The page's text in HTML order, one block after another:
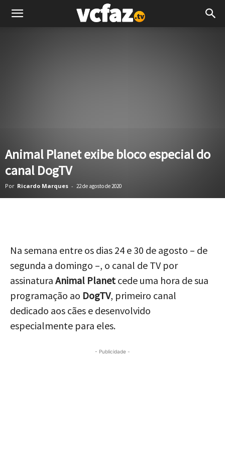
Animal Planet exibe bloco especial do
canal DogTV
Por Ricardo Marques - 22 de agosto de 2020
Na semana entre os dias 24 e 30 de agosto – de
segunda a domingo –, o canal de TV por
assinatura Animal Planet cede uma hora de sua
programação ao DogTV, primeiro canal
dedicado aos cães e desenvolvido
especialmente para eles.
- Publicidade -